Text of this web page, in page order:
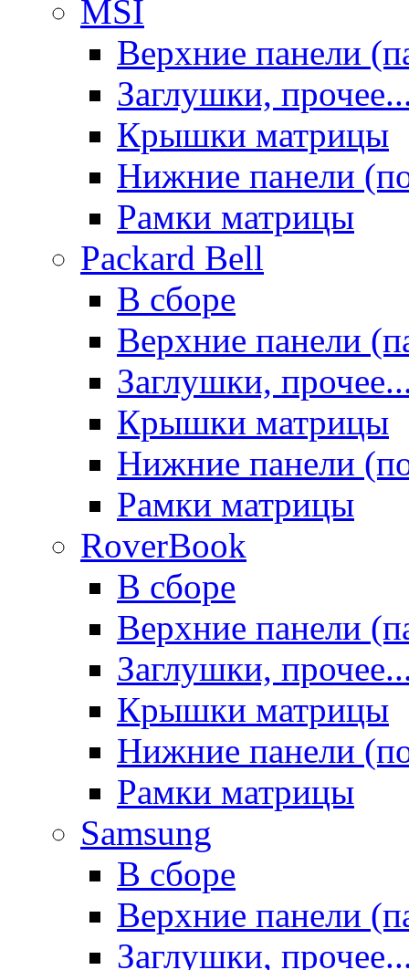
MSI
Верхние панели
Заглушки,
Крышки матрицы
Нижние панели
Рамки матрицы
Packard Bell
В сборе
Верхние панели
Заглушки,
Крышки матрицы
Нижние панели
Рамки матрицы
RoverBook
В сборе
Верхние панели
Заглушки,
Крышки матрицы
Нижние панели
Рамки матрицы
Samsung
В сборе
Верхние панели
Заглушки,